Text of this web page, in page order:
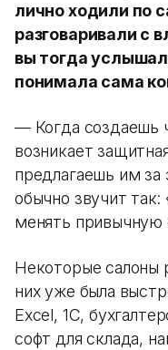
лично ходили по
разговаривали с
вы тогда
понимала сама
— Когда создаешь
возникает
предлагаешь им за
обычно звучит
менять привычную
Некоторые салоны
них уже была
Excel, 1С,
софт для склада,